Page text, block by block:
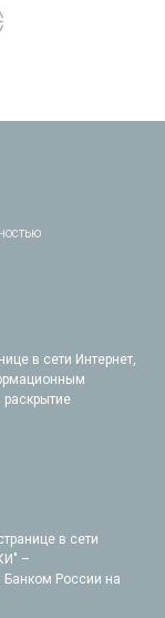
в сети Интернет,
в сети
–
России на